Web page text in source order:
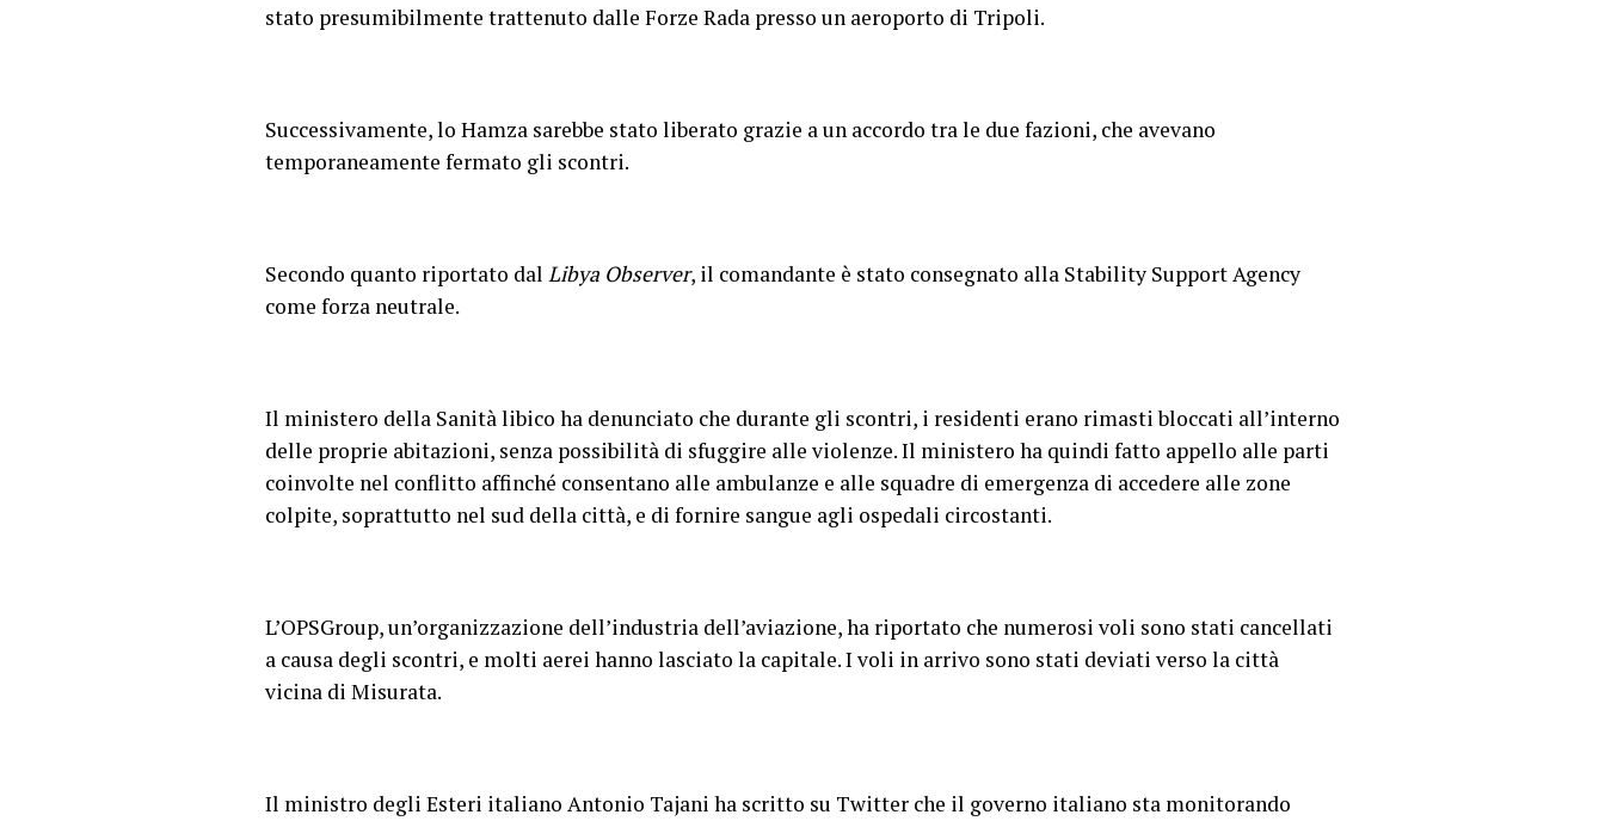
stato presumibilmente trattenuto dalle Forze Rada presso un aeroporto di Tripoli.
Successivamente, lo Hamza sarebbe stato liberato grazie a un accordo tra le due fazioni, che avevano
temporaneamente fermato gli scontri.
Secondo quanto riportato dal Libya Observer, il comandante è stato consegnato alla Stability Support Agency
come forza neutrale.
Il ministero della Sanità libico ha denunciato che durante gli scontri, i residenti erano rimasti bloccati all’interno
delle proprie abitazioni, senza possibilità di sfuggire alle violenze. Il ministero ha quindi fatto appello alle parti
coinvolte nel conflitto affinché consentano alle ambulanze e alle squadre di emergenza di accedere alle zone
colpite, soprattutto nel sud della città, e di fornire sangue agli ospedali circostanti.
L’OPSGroup, un’organizzazione dell’industria dell’aviazione, ha riportato che numerosi voli sono stati cancellati
a causa degli scontri, e molti aerei hanno lasciato la capitale. I voli in arrivo sono stati deviati verso la città
vicina di Misurata.
Il ministro degli Esteri italiano Antonio Tajani ha scritto su Twitter che il governo italiano sta monitorando